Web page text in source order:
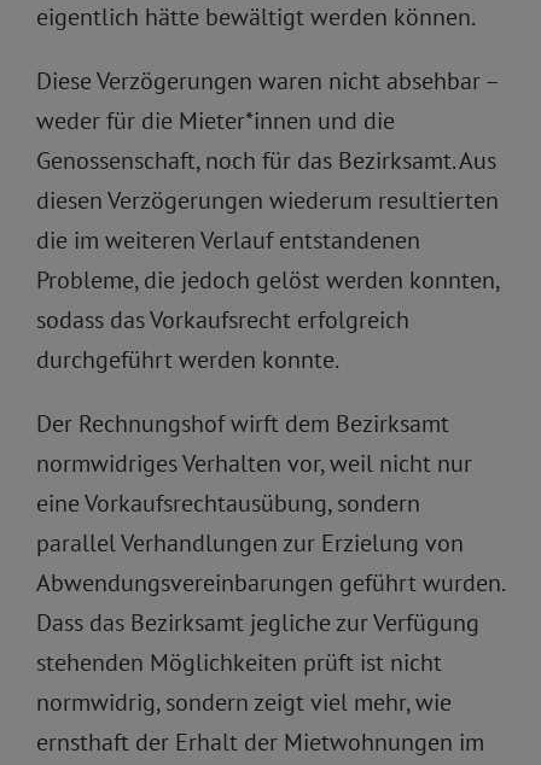
eigentlich hätte bewältigt werden können.
Diese Verzögerungen waren nicht absehbar –
weder für die Mieter*innen und die
Genossenschaft, noch für das Bezirksamt. Aus
diesen Verzögerungen wiederum resultierten
die im weiteren Verlauf entstandenen
Probleme, die jedoch gelöst werden konnten,
sodass das Vorkaufsrecht erfolgreich
durchgeführt werden konnte.
Der Rechnungshof wirft dem Bezirksamt
normwidriges Verhalten vor, weil nicht nur
eine Vorkaufsrechtausübung, sondern
parallel Verhandlungen zur Erzielung von
Abwendungsvereinbarungen geführt wurden.
Dass das Bezirksamt jegliche zur Verfügung
stehenden Möglichkeiten prüft ist nicht
normwidrig, sondern zeigt viel mehr, wie
ernsthaft der Erhalt der Mietwohnungen im